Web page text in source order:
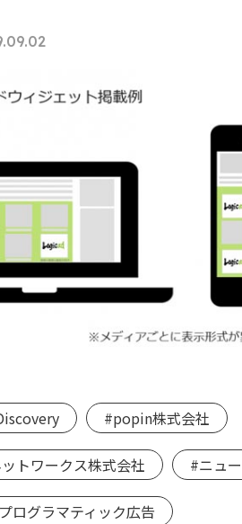
#popin株式会社
トワークス株式会社 #ニュ
ログラマティック広告